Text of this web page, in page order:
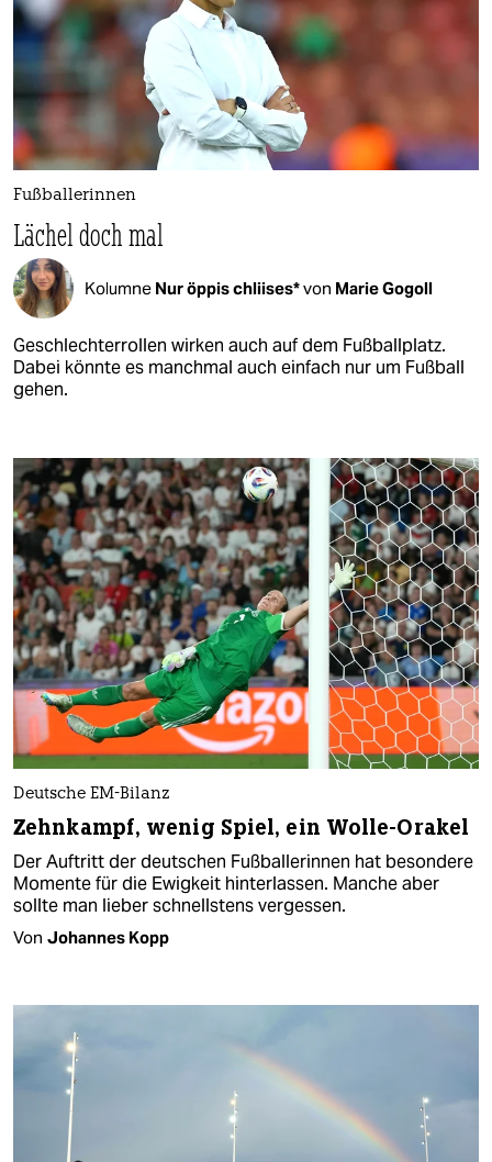
Fußballerinnen
Lächel doch mal
Kolumne Nur öppis chliises*von Marie Gogoll
Geschlechterrollen wirken auch auf dem Fußballplatz.
Dabei könnte es manchmal auch einfach nur um Fußball
gehen.
Deutsche EM-Bilanz
Zehnkampf, wenig Spiel, ein Wolle-Orakel
Der Auftritt der deutschen Fußballerinnen hat besondere
Momente für die Ewigkeit hinterlassen. Manche aber
sollte man lieber schnellstens vergessen.
Von Johannes Kopp